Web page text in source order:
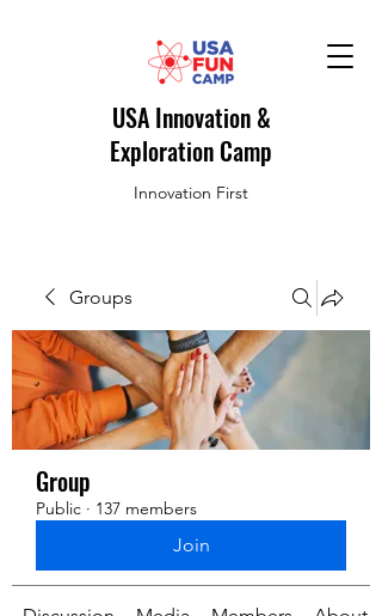
USA Innovation &
Exploration Camp
Innovation First
Groups
Group
Public · 137 members
Join